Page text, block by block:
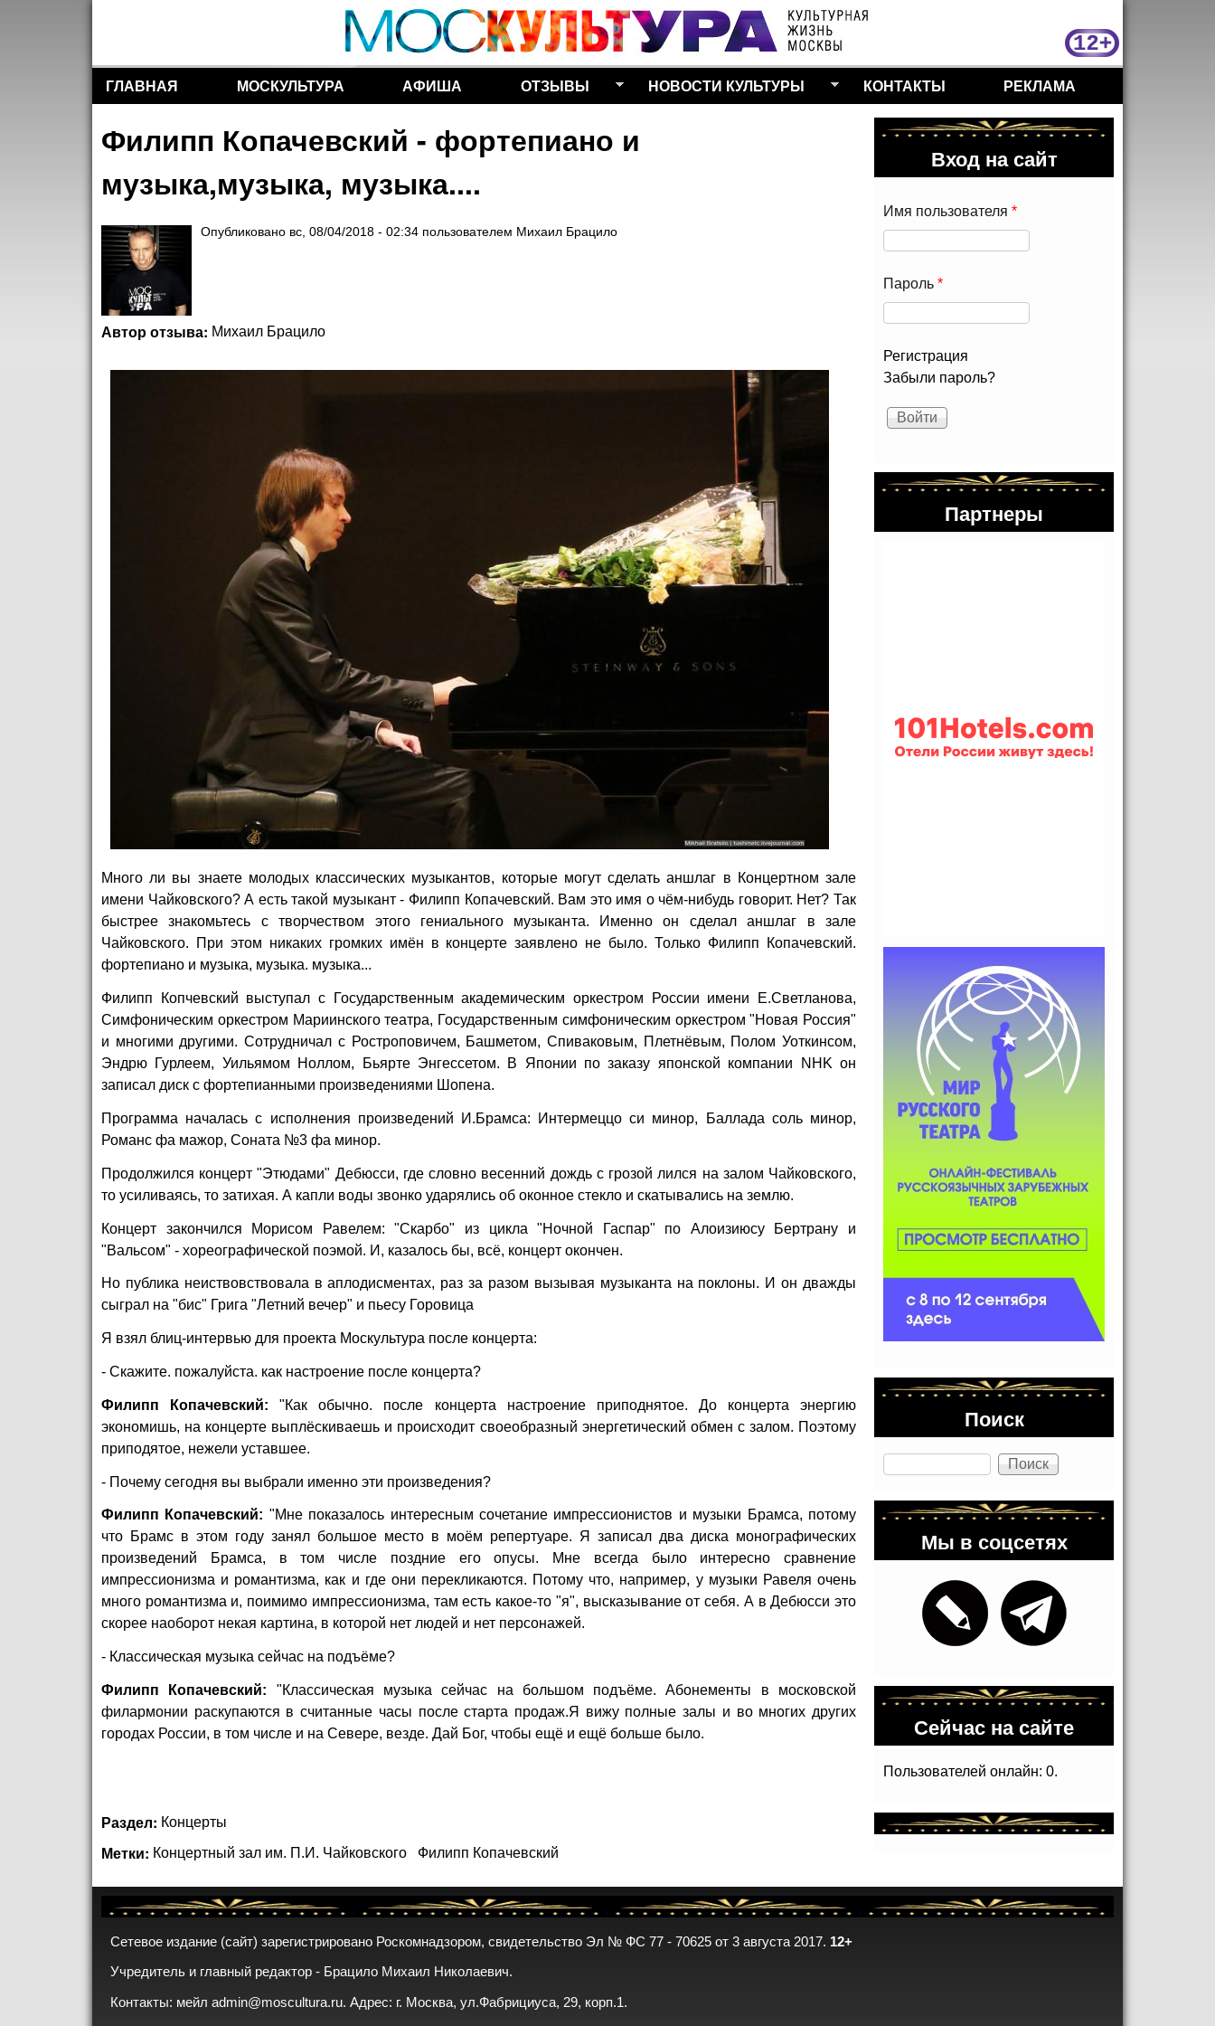
Перейти к основному
содержанию
Разделы сайта
ГЛАВНАЯ МОСКУЛЬТУРА АФИША ОТЗЫВЫ НОВОСТИ КУЛЬТУРЫ КОНТАКТЫ РЕКЛАМА
Филипп Копачевский - фортепиано и
музыка,музыка, музыка....
Опубликовано вс, 08/04/2018 - 02:34 пользователем Михаил Брацило
Автор отзыва: Михаил Брацило
Много ли вы знаете молодых классических музыкантов, которые могут сделать аншлаг в Концертном зале
имени Чайковского? А есть такой музыкант - Филипп Копачевский. Вам это имя о чём-нибудь говорит. Нет? Так
быстрее знакомьтесь с творчеством этого гениального музыканта. Именно он сделал аншлаг в зале
Чайковского. При этом никаких громких имён в концерте заявлено не было. Только Филипп Копачевский.
фортепиано и музыка, музыка. музыка...
Филипп Копчевский выступал с Государственным академическим оркестром России имени Е.Светланова,
Симфоническим оркестром Мариинского театра, Государственным симфоническим оркестром "Новая Россия"
и многими другими. Сотрудничал с Ростроповичем, Башметом, Спиваковым, Плетнёвым, Полом Уоткинсом,
Эндрю Гурлеем, Уильямом Ноллом, Бьярте Энгессетом. В Японии по заказу японской компании NHK он
записал диск с фортепианными произведениями Шопена.
Программа началась с исполнения произведений И.Брамса: Интермеццо си минор, Баллада соль минор,
Романс фа мажор, Соната №3 фа минор.
Продолжился концерт "Этюдами" Дебюсси, где словно весенний дождь с грозой лился на залом Чайковского,
то усиливаясь, то затихая. А капли воды звонко ударялись об оконное стекло и скатывались на землю.
Концерт закончился Морисом Равелем: "Скарбо" из цикла "Ночной Гаспар" по Алоизиюсу Бертрану и
"Вальсом" - хореографической поэмой. И, казалось бы, всё, концерт окончен.
Но публика неиствовствовала в аплодисментах, раз за разом вызывая музыканта на поклоны. И он дважды
сыграл на "бис" Грига "Летний вечер" и пьесу Горовица
Я взял блиц-интервью для проекта Москультура после концерта:
- Скажите. пожалуйста. как настроение после концерта?
Филипп Копачевский: "Как обычно. после концерта настроение приподнятое. До концерта энергию
экономишь, на концерте выплёскиваешь и происходит своеобразный энергетический обмен с залом. Поэтому
приподятое, нежели уставшее.
- Почему сегодня вы выбрали именно эти произведения?
Филипп Копачевский: "Мне показалось интересным сочетание импрессионистов и музыки Брамса, потому
что Брамс в этом году занял большое место в моём репертуаре. Я записал два диска монографических
произведений Брамса, в том числе поздние его опусы. Мне всегда было интересно сравнение
импрессионизма и романтизма, как и где они перекликаются. Потому что, например, у музыки Равеля очень
много романтизма и, поимимо импрессионизма, там есть какое-то "я", высказывание от себя. А в Дебюсси это
скорее наоборот некая картина, в которой нет людей и нет персонажей.
- Классическая музыка сейчас на подъёме?
Филипп Копачевский: "Классическая музыка сейчас на большом подъёме. Абонементы в московской
филармонии раскупаются в считанные часы после старта продаж.Я вижу полные залы и во многих других
городах России, в том числе и на Севере, везде. Дай Бог, чтобы ещё и ещё больше было.
Раздел: Концерты
Метки: Концертный зал им. П.И. Чайковского Филипп Копачевский
Вход на сайт
Имя пользователя *
Пароль *
Регистрация
Забыли пароль?
Партнеры
Поиск
Поиск
Мы в соцсетях
Сейчас на сайте
Пользователей онлайн: 0.
Сетевое издание (сайт) зарегистрировано Роскомнадзором, свидетельство Эл № ФС 77 - 70625 от 3 августа 2017. 12+
Учредитель и главный редактор - Брацило Михаил Николаевич.
Контакты: мейл admin@moscultura.ru. Адрес: г. Москва, ул.Фабрициуса, 29, корп.1.